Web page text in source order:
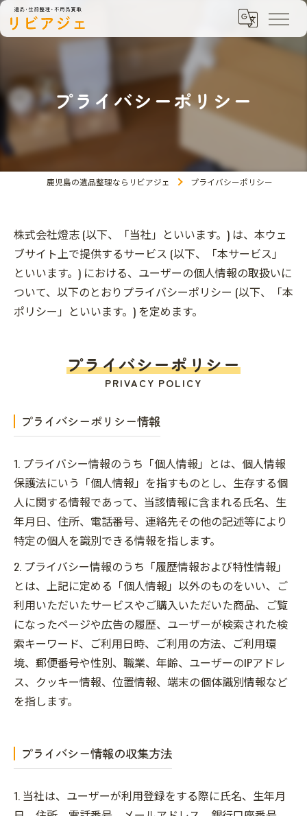
プライバシーポリシー
鹿児島の遺品整理ならリビアジェ プライバシーポリシー
株式会社燈志 (以下、「当社」といいます。) は、本ウェ
ブサイト上で提供するサービス (以下、「本サービス」
といいます。) における、ユーザーの個人情報の取扱いに
ついて、以下のとおりプライバシーポリシー (以下、「本
ポリシー」といいます。) を定めます。
プライバシーポリシー
PRIVACY POLICY
プライバシーポリシー情報
1. プライバシー情報のうち「個人情報」とは、個人情報
保護法にいう「個人情報」を指すものとし、生存する個
人に関する情報であって、当該情報に含まれる氏名、生
年月日、住所、電話番号、連絡先その他の記述等により
特定の個人を識別できる情報を指します。
2. プライバシー情報のうち「履歴情報および特性情報」
とは、上記に定める「個人情報」以外のものをいい、ご
利用いただいたサービスやご購入いただいた商品、ご覧
になったページや広告の履歴、ユーザーが検索された検
索キーワード、ご利用日時、ご利用の方法、ご利用環
境、郵便番号や性別、職業、年齢、ユーザーのIPアドレ
ス、クッキー情報、位置情報、端末の個体識別情報など
を指します。
プライバシー情報の収集方法
1. 当社は、ユーザーが利用登録をする際に氏名、生年月